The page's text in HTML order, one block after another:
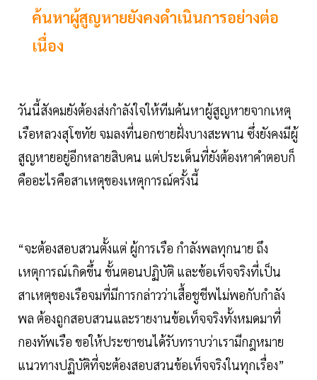
ค้นหาผู้สูญหายยังคงดำเนินการอย่างต่อ
เนื่อง
วันนี้สังคมยังต้องส่งกำลังใจให้ทีมค้นหาผู้สูญหายจากเหตุ
เรือหลวงสุโขทัย จมลงที่นอกชายฝั่งบางสะพาน ซึ่งยังคงมีผู้
สูญหายอยู่อีกหลายสิบคน แต่ประเด็นที่ยังต้องหาคำตอบก็
คืออะไรคือสาเหตุของเหตุการณ์ครั้งนี้
“จะต้องสอบสวนตั้งแต่ ผู้การเรือ กำลังพลทุกนาย ถึง
เหตุการณ์เกิดขึ้น ขั้นตอนปฏิบัติ และข้อเท็จจริงที่เป็น
สาเหตุของเรือจมที่มีการกล่าวว่าเสื้อชูชีพไม่พอกับกำลัง
พล ต้องถูกสอบสวนและรายงานข้อเท็จจริงทั้งหมดมาที่
กองทัพเรือ ขอให้ประชาชนได้รับทราบว่าเรามีกฎหมาย
แนวทางปฏิบัติที่จะต้องสอบสวนข้อเท็จจริงในทุกเรื่อง”